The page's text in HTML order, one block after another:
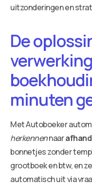
uitzonderingen en
De
minuten
Met Autoboeker
herkennennaar
bonnetjes zonder
grootboek en btw, en
automatisch uit via